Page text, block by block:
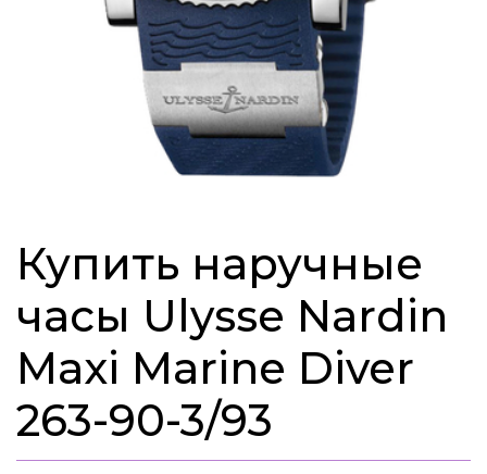
Купить наручные
часы Ulysse Nardin
Maxi Marine Diver
263-90-3/93